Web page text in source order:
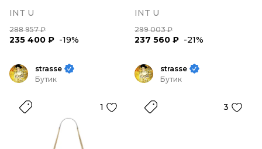
INT U
288 957 ₽
235 400 ₽ -19%
INT U
299 003 ₽
237 560 ₽ -21%
strasse
Бутик
1
strasse
Бутик
3